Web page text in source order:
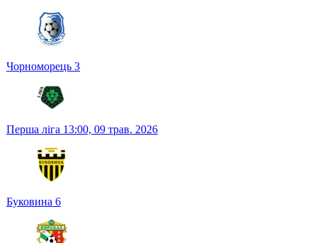
Чорноморець 3
Перша ліга 13:00, 09 трав. 2026
Буковина 6